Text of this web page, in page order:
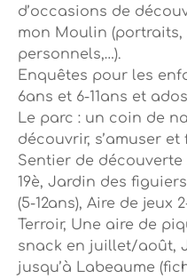
d’occasions de
mon Moulin
personnels,…).
Enquêtes pour les
6ans et 6-11ans et
Le parc : un coin de
découvrir, s’amuser et
Sentier de
19è, Jardin des
(5-12ans), Aire de jeux
Terroir, Une aire de
snack en juillet/août,
jusqu’à Labeaume